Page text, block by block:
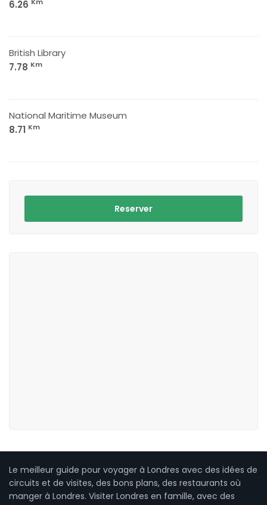
6.26 Km
British Library
7.78 Km
National Maritime Museum
8.71 Km
Reserver
Le meilleur guide pour voyager à Londres avec des idées de
circuits et de visites, des bons plans, des restaurants où
manger à Londres. Visiter Londres en famille, avec des